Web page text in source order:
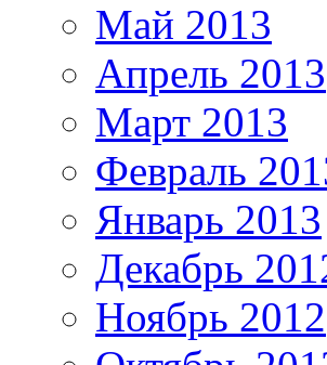
Май 2013
Апрель 2013
Март 2013
Февраль
Январь 2013
Декабрь
Ноябрь 2012